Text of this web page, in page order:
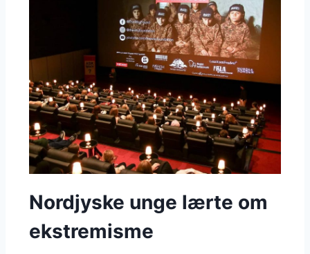
Nordjyske unge lærte om
ekstremisme